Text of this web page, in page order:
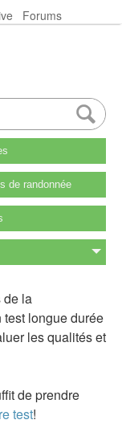
Forums
de randonnée
de la
test longue durée
les qualités et
de prendre
test!